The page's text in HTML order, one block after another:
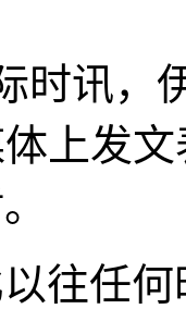
时讯，
上发
往任